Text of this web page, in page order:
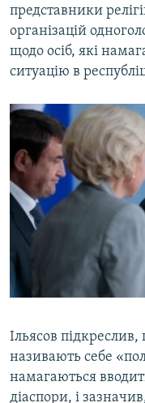
представники
організацій
щодо осіб, які
ситуацію в
Ільясов
називають себе
намагаються
діаспори, і